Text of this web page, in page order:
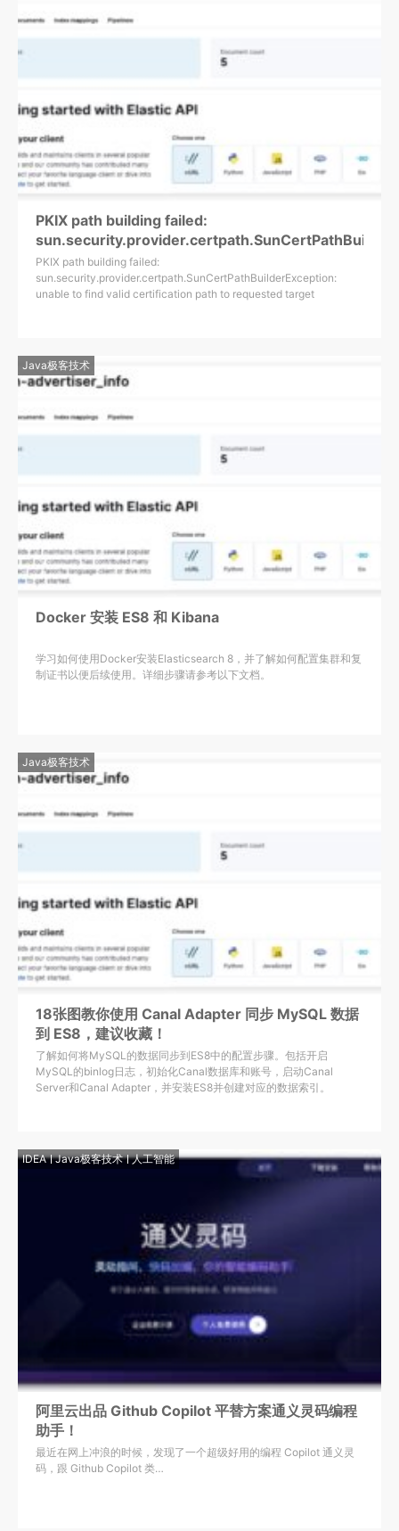
PKIX path building failed:
PKIX path building failed:
sun.security.provider.certpath.SunCertPathBuilderException:
unable to find valid certification path to requested target
Java极客技术
Docker 安装 ES8 和 Kibana
学习如何使用Docker安装Elasticsearch 8，并了解如何配置集群和复
制证书以便后续使用。详细步骤请参考以下文档。
Java极客技术
18张图教你使用 Canal Adapter 同步 MySQL 数据
到 ES8，建议收藏！
了解如何将MySQL的数据同步到ES8中的配置步骤。包括开启
MySQL的binlog日志，初始化Canal数据库和账号，启动Canal
Server和Canal Adapter，并安装ES8并创建对应的数据索引。
IDEA Java极客技术 人工智能
阿里云出品 Github Copilot 平替方案通义灵码编程
助手！
最近在网上冲浪的时候，发现了一个超级好用的编程 Copilot 通义灵
码，跟 Github Copilot 类…